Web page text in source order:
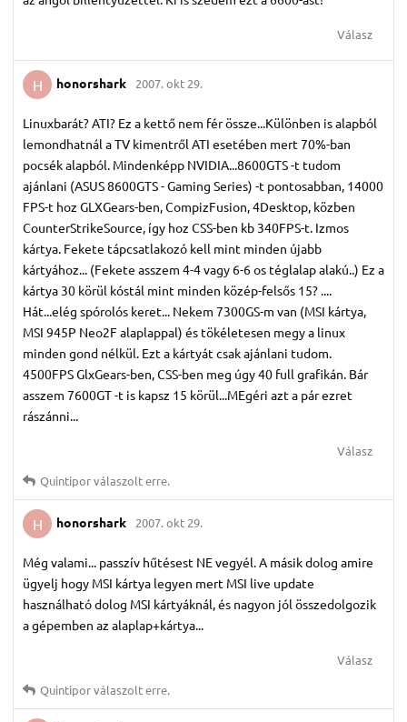
Válasz
H honorshark 2007. okt 29.
Linuxbarát? ATI? Ez a kettő nem fér össze...Különben is alapból
lemondhatnál a TV kimentről ATI esetében mert 70%-ban
pocsék alapból. Mindenképp NVIDIA...8600GTS -t tudom
ajánlani (ASUS 8600GTS - Gaming Series) -t pontosabban, 14000
FPS-t hoz GLXGears-ben, CompizFusion, 4Desktop, közben
CounterStrikeSource, így hoz CSS-ben kb 340FPS-t. Izmos
kártya. Fekete tápcsatlakozó kell mint minden újabb
kártyához... (Fekete asszem 4-4 vagy 6-6 os téglalap alakú..) Ez a
kártya 30 körül kóstál mint minden közép-felsős 15? ....
Hát...elég spórolós keret... Nekem 7300GS-m van (MSI kártya,
MSI 945P Neo2F alaplappal) és tökéletesen megy a linux
minden gond nélkül. Ezt a kártyát csak ajánlani tudom.
4500FPS GlxGears-ben, CSS-ben meg úgy 40 full grafikán. Bár
asszem 7600GT -t is kapsz 15 körül...MEgéri azt a pár ezret
rászánni...
Válasz
Quintiporválaszolt erre.
H honorshark 2007. okt 29.
Még valami... passzív hűtésest NE vegyél. A másik dolog amire
ügyelj hogy MSI kártya legyen mert MSI live update
használható dolog MSI kártyáknál, és nagyon jól összedolgozik
a gépemben az alaplap+kártya...
Válasz
Quintiporválaszolt erre.